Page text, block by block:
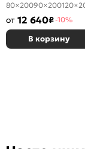
80×20090×200
от 12 640₽-10%
В корзину